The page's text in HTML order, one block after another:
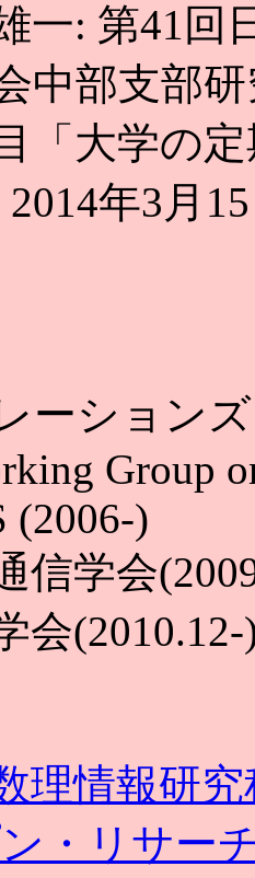
一: 第41回
中部支部
「大学の
年3月
ーション
Group
(2006-)
信学会
会(2010.12-
理情報研
・リサー